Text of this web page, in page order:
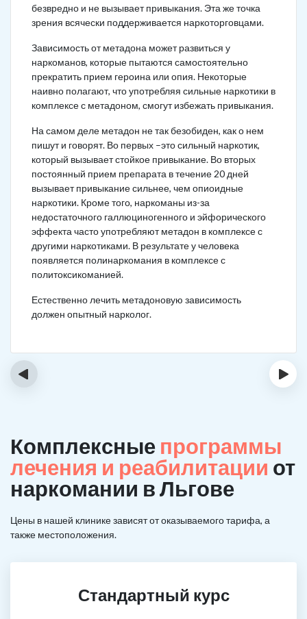
безвредно и не вызывает привыкания. Эта же точка
зрения всячески поддерживается наркоторговцами.
Зависимость от метадона может развиться у
наркоманов, которые пытаются самостоятельно
прекратить прием героина или опия. Некоторые
наивно полагают, что употребляя сильные наркотики в
комплексе с метадоном, смогут избежать привыкания.
На самом деле метадон не так безобиден, как о нем
пишут и говорят. Во первых –это сильный наркотик,
который вызывает стойкое привыкание. Во вторых
постоянный прием препарата в течение 20 дней
вызывает привыкание сильнее, чем опиоидные
наркотики. Кроме того, наркоманы из-за
недостаточного галлюциногенного и эйфорического
эффекта часто употребляют метадон в комплексе с
другими наркотиками. В результате у человека
появляется полинаркомания в комплексе с
политоксикоманией.
Естественно лечить метадоновую зависимость
должен опытный нарколог.
‹ ›
Комплексные программы
лечения и реабилитации от
наркомании в Льгове
Цены в нашей клинике зависят от оказываемого тарифа, а
также местоположения.
Стандартный курс